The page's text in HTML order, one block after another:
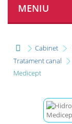
MENIU
Cabinet
Tratament canal
Medicept